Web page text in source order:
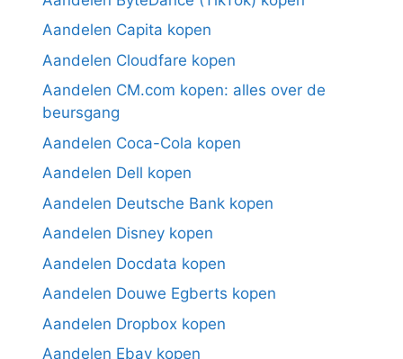
Aandelen Capita kopen
Aandelen Cloudfare kopen
Aandelen CM.com kopen: alles over de
beursgang
Aandelen Coca-Cola kopen
Aandelen Dell kopen
Aandelen Deutsche Bank kopen
Aandelen Disney kopen
Aandelen Docdata kopen
Aandelen Douwe Egberts kopen
Aandelen Dropbox kopen
Aandelen Ebay kopen